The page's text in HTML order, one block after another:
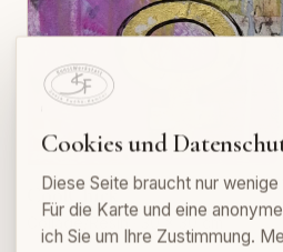
CoolChick
Cookies und
Diese Seite braucht nur
Für die Karte und eine
ich Sie um Ihre Zustimmung.